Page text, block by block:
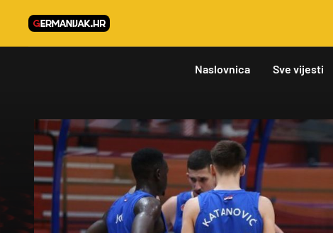
Naslovnica Sve vijesti